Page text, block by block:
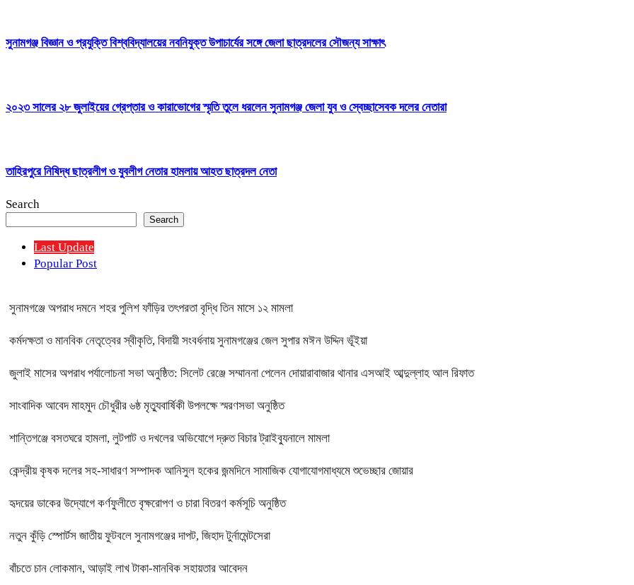
সুনামগঞ্জ বিজ্ঞান ও প্রযুক্তি বিশ্ববিদ্যালয়ের নবনিযুক্ত উপাচার্যের সঙ্গে জেলা ছাত্রদলের সৌজন্য সাক্ষাৎ
২০২৩ সালের ২৮ জুলাইয়ের গ্রেপ্তার ও কারাভোগের স্মৃতি তুলে ধরলেন সুনামগঞ্জ জেলা যুব ও স্বেচ্ছাসেবক দলের নেতারা
তাহিরপুরে নিষিদ্ধ ছাত্রলীগ ও যুবলীগ নেতার হামলায় আহত ছাত্রদল নেতা
Search
Search
Last Update
Popular Post
সুনামগঞ্জে অপরাধ দমনে শহর পুলিশ ফাঁড়ির তৎপরতা বৃদ্ধি তিন মাসে ১২ মামলা
কর্মদক্ষতা ও মানবিক নেতৃত্বের স্বীকৃতি, বিদায়ী সংবর্ধনায় সুনামগঞ্জের জেল সুপার মঈন উদ্দিন ভূঁইয়া
জুলাই মাসের অপরাধ পর্যালোচনা সভা অনুষ্ঠিত: সিলেট রেঞ্জে সম্মাননা পেলেন দোয়ারাবাজার থানার এসআই আব্দুল্লাহ আল রিফাত
সাংবাদিক আবেদ মাহমুদ চৌধুরীর ৬ষ্ঠ মৃত্যুবার্ষিকী উপলক্ষে স্মরণসভা অনুষ্ঠিত
শান্তিগঞ্জে বসতঘরে হামলা, লুটপাট ও দখলের অভিযোগে দ্রুত বিচার ট্রাইব্যুনালে মামলা
কেন্দ্রীয় কৃষক দলের সহ-সাধারণ সম্পাদক আনিসুল হকের জন্মদিনে সামাজিক যোগাযোগমাধ্যমে শুভেচ্ছার জোয়ার
হৃদয়ের ডাকের উদ্যোগে কর্ণফুলীতে বৃক্ষরোপণ ও চারা বিতরণ কর্মসূচি অনুষ্ঠিত
নতুন কুঁড়ি স্পোর্টস জাতীয় ফুটবলে সুনামগঞ্জের দাপট, জিহাদ টুর্নামেন্টসেরা
বাঁচতে চান লোকমান, আড়াই লাখ টাকা-মানবিক সহায়তার আবেদন